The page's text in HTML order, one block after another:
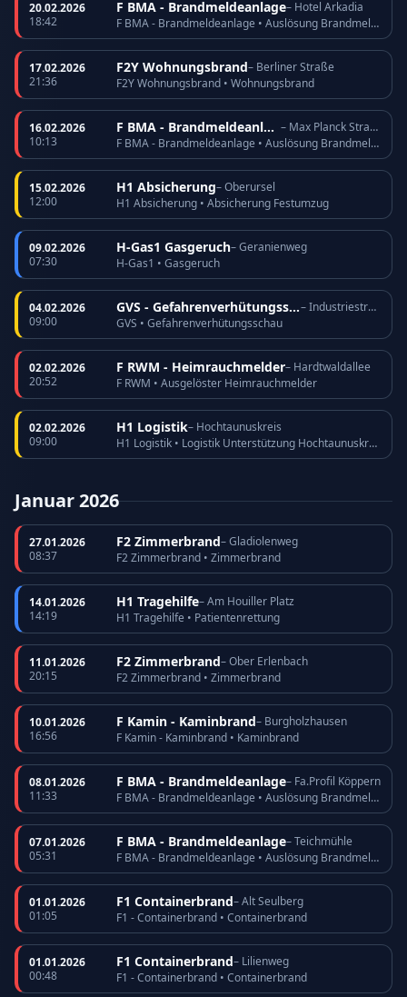
20.02.2026
18:42
F BMA - Brandmeldeanlage– Hotel Arkadia
F BMA - Brandmeldeanlage • Auslösung Brandmeldeanlage
17.02.2026
21:36
F2Y Wohnungsbrand– Berliner Straße
F2Y Wohnungsbrand • Wohnungsbrand
16.02.2026
10:13
F BMA - Brandmeldeanlage
– Max Planck Straße
F BMA - Brandmeldeanlage • Auslösung Brandmeldeanlage
15.02.2026
12:00
H1 Absicherung– Oberursel
H1 Absicherung • Absicherung Festumzug
09.02.2026
07:30
H-Gas1 Gasgeruch– Geranienweg
H-Gas1 • Gasgeruch
04.02.2026
09:00
GVS - Gefahrenverhütungsschau
– Industriestraße
GVS • Gefahrenverhütungsschau
02.02.2026
20:52
F RWM - Heimrauchmelder– Hardtwaldallee
F RWM • Ausgelöster Heimrauchmelder
02.02.2026
09:00
H1 Logistik– Hochtaunuskreis
H1 Logistik • Logistik Unterstützung Hochtaunuskreis
Januar 2026
27.01.2026
08:37
F2 Zimmerbrand– Gladiolenweg
F2 Zimmerbrand • Zimmerbrand
14.01.2026
14:19
H1 Tragehilfe– Am Houiller Platz
H1 Tragehilfe • Patientenrettung
11.01.2026
20:15
F2 Zimmerbrand– Ober Erlenbach
F2 Zimmerbrand • Zimmerbrand
10.01.2026
16:56
F Kamin - Kaminbrand– Burgholzhausen
F Kamin - Kaminbrand • Kaminbrand
08.01.2026
11:33
F BMA - Brandmeldeanlage– Fa.Profil Köppern
F BMA - Brandmeldeanlage • Auslösung Brandmeldeanlage
07.01.2026
05:31
F BMA - Brandmeldeanlage– Teichmühle
F BMA - Brandmeldeanlage • Auslösung Brandmeldeanlage
01.01.2026
01:05
F1 Containerbrand– Alt Seulberg
F1 - Containerbrand • Containerbrand
01.01.2026
00:48
F1 Containerbrand– Lilienweg
F1 - Containerbrand • Containerbrand